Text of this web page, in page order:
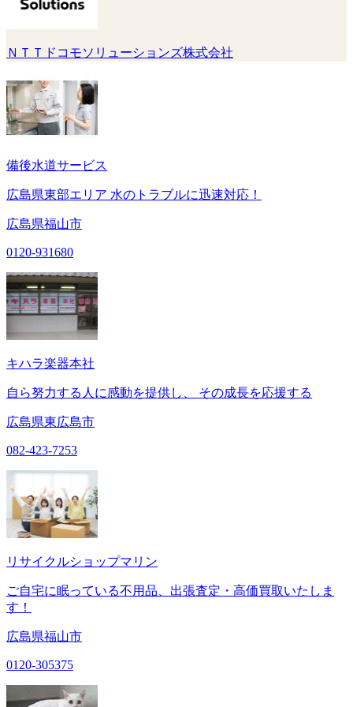
ＮＴＴドコモソリューションズ株式会社
備後水道サービス
広島県東部エリア 水のトラブルに迅速対応！
広島県福山市
0120-931680
キハラ楽器本社
自ら努力する人に感動を提供し、 その成長を応援する
広島県東広島市
082-423-7253
リサイクルショップマリン
ご自宅に眠っている不用品、出張査定・高価買取いたしま
す！
広島県福山市
0120-305375